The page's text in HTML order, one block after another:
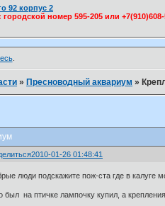
92 корпус 2
номер 595-205 или
.
» Пресноводный аквариум »
2010-01-26 01:48:41
люди подскажите пож-ста где в калуге
был на птичке лампочку купил, а